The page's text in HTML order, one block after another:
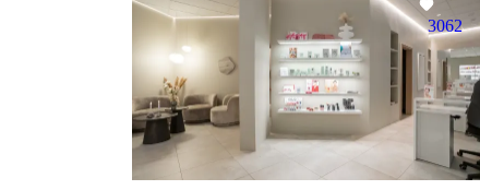
3062